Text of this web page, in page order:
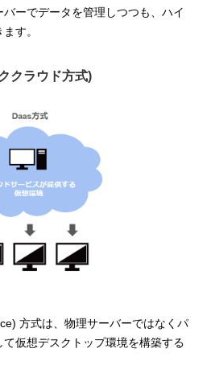
ーでデータを管理しつつも、ハイ
す。
クラウド方式)
方式は、物理サーバーではなくパ
仮想デスクトップ環境を構築する